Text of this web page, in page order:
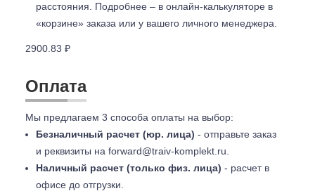
расстояния. Подробнее – в онлайн-калькуляторе в
«корзине» заказа или у вашего личного менеджера.
2900.83 ₽
Оплата
Мы предлагаем 3 способа оплаты на выбор:
Безналичный расчет (юр. лица) - отправьте заказ
и реквизиты на forward@traiv-komplekt.ru
Наличный расчет (только физ. лица) - расчет в
офисе до отгрузки.